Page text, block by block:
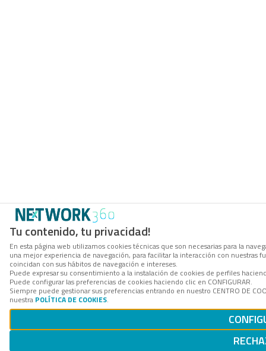
Tu contenido, tu privacidad!
En esta página web utilizamos cookies técnicas que son necesarias para la
una mejor experiencia de navegación, para facilitar la interacción con
coincidan con sus hábitos de navegación e intereses.
Puede expresar su consentimiento a la instalación de cookies de perfiles
Puede configurar las preferencias de cookies haciendo clic en CONFIGURAR.
Siempre puede gestionar sus preferencias entrando en nuestro CENTRO DE
nuestra POLÍTICA DE COOKIES.